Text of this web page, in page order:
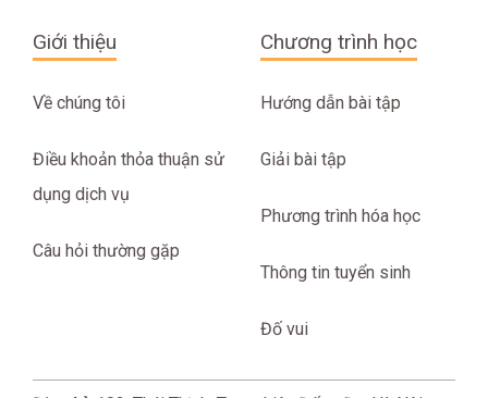
Giới thiệu
Về chúng tôi
Điều khoản thỏa thuận sử
dụng dịch vụ
Câu hỏi thường gặp
Chương trình học
Hướng dẫn bài tập
Giải bài tập
Phương trình hóa học
Thông tin tuyển sinh
Đố vui